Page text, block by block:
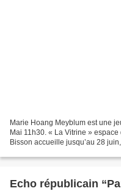
Marie Hoang Meyblum est une
Mai 11h30. « La Vitrine »
Bisson accueille jusqu’au 28
Echo républicain